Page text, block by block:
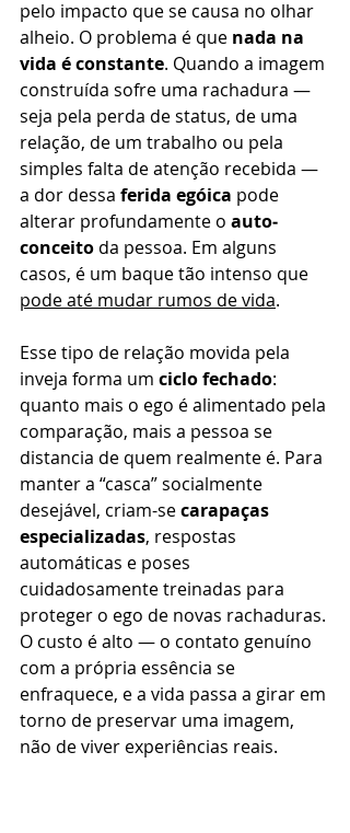
pelo impacto que se causa no olhar
alheio. O problema é que nada na
vida é constante. Quando a imagem
construída sofre uma rachadura —
seja pela perda de status, de uma
relação, de um trabalho ou pela
simples falta de atenção recebida —
a dor dessa ferida egóica pode
alterar profundamente o auto­
conceito da pessoa. Em alguns
casos, é um baque tão intenso que
pode até mudar rumos de vida.
Esse tipo de relação movida pela
inveja forma um ciclo fechado:
quanto mais o ego é alimentado pela
comparação, mais a pessoa se
distancia de quem realmente é. Para
manter a “casca” socialmente
desejável, criam-se carapaças
especializadas, respostas
automáticas e poses
cuidadosamente treinadas para
proteger o ego de novas rachaduras.
O custo é alto — o contato genuíno
com a própria essência se
enfraquece, e a vida passa a girar em
torno de preservar uma imagem,
não de viver experiências reais.